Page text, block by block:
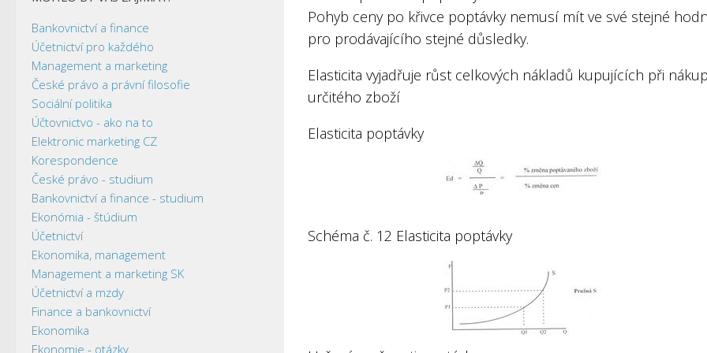
Pohyb ceny po křivce poptávky nemusí mít ve své stejné
pro prodávajícího stejné důsledky.
Elasticita vyjadřuje růst celkových nákladů kupujících při
určitého zboží
Elasticita poptávky
Schéma č. 12 Elasticita poptávky
Bankovnictví a finance
Účetnictví pro každého
Management a marketing
České právo a právní filosofie
Sociální politika
Účtovnictvo - ako na to
Elektronic marketing CZ
Korespondence
České právo - studium
Bankovnictví a finance - studium
Ekonómia - štúdium
Účetnictví
Ekonomika, management
Management a marketing SK
Účetnictví a mzdy
Finance a bankovnictví
Ekonomika
Ekonomie - otázky